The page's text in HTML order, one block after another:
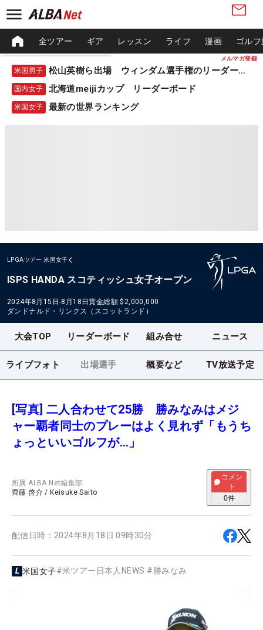
メルマガ登録
全ツアー ギア レッスン ライフ 漫画 ゴル
米国男子 松山英樹ら出場 ウィンダム選手権のリーダーボード
国内女子 北海道meijiカップ リーダーボード
米国女子 最新の世界ランキング
LPGAツアー 米国女子
ISPS HANDA スコティッシュ女子オープン
2024年8月15日-8月18日賞金総額 $2,000,000
ダンドナルド・リンクス（スコットランド）
大会TOP リーダーボード 組み合せ ニュース
ライブフォト 出場選手 概要など TV放送予定
[写真] 二人合わせて25勝 勝みなみはメジ
ャー覇者同士のプレーはよく見れず「もうち
ょっといいゴルフが…」
所属ALBA Net編集部
齊藤 啓介 / Keisuke Saito
コメン
ト
0件
配信日時： 2024年8月18日 09時30分
米国女子#米ツアー日本人NEWS #勝みなみ